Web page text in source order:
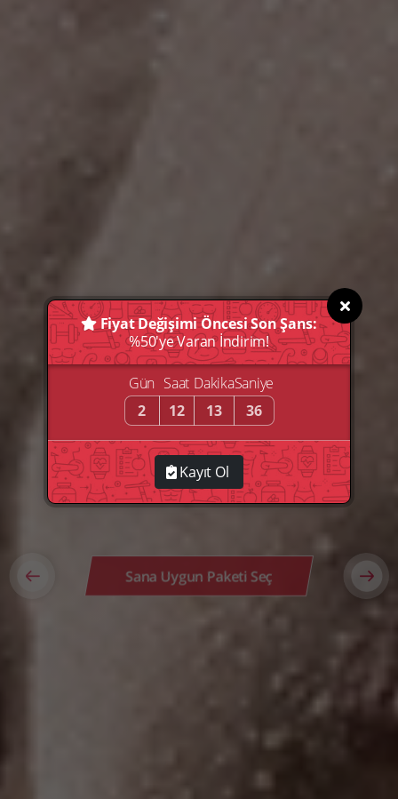
Fiyat Değişimi Öncesi Son Şans:
%50'ye Varan İndirim!
Gün
2
Saat
12
Dakika
13
Saniye
33
Kayıt Ol
Sana Uygun Paketi Seç